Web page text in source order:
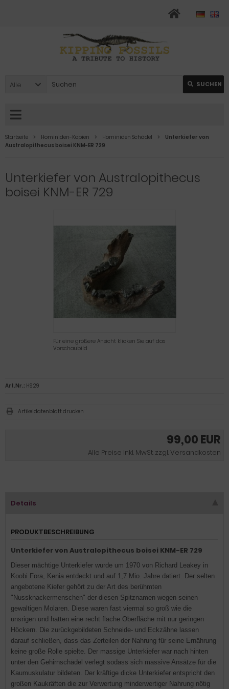
Alle SUCHEN
Startseite Hominiden-Kopien Hominiden Schädel
Unterkiefer von
Australopithecus boisei KNM-ER 729
Unterkiefer von Australopithecus
boisei KNM-ER 729
Für eine größere Ansicht klicken Sie auf das
Vorschaubild
99,00 EUR
Alle Preise inkl. MwSt. zzgl. Versandkosten
Art.Nr.: HS 29
Artikeldatenblatt drucken
Details
PRODUKTBESCHREIBUNG
Unterkiefer von Australopithecus boisei KNM-ER 729
Dieser mächtige Unterkiefer wurde um 1970 von Richard Leakey in
Koobi Fora, Kenia entdeckt und auf 1,7 Mio. Jahre datiert. Der selten
angebotene Kiefer gehört zu der Art des berühmten
"Nussknackermenschen" der diesen Spitznamen wegen seinen
gewaltigen Molaren. Diese waren fast viermal so groß wie die
unsrigen und hatten eine recht flache Oberfläche mit nur geringen
Höckern. Die zurückgebildeten Schneide- und Eckzähne lassen
darauf schließen, dass das Zerteilen der Nahrung für seine Ernährung
keine große Rolle spielte. Der massige Unterkiefer war nach hinten
unter den Gehirnschädel verlegt sodass sich massive Ansätze für die
Kaumuskulatur bildeten. Der kräftige dicke Unterkiefer entspricht den
großen Kaukräften die zur Verwertung minderwertiger Nahrung nötig